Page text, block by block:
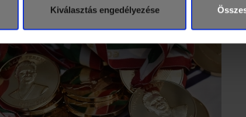
Kiválasztás engedélyezése